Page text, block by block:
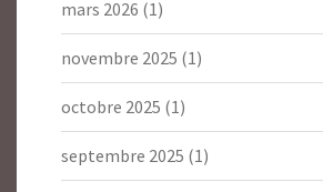
mars 2026 (1)
novembre 2025 (1)
octobre 2025 (1)
septembre 2025 (1)